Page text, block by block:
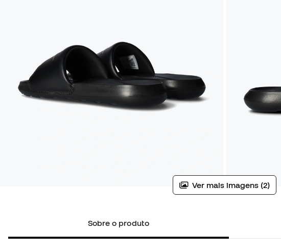
Ver mais imagens (2)
Sobre o produto